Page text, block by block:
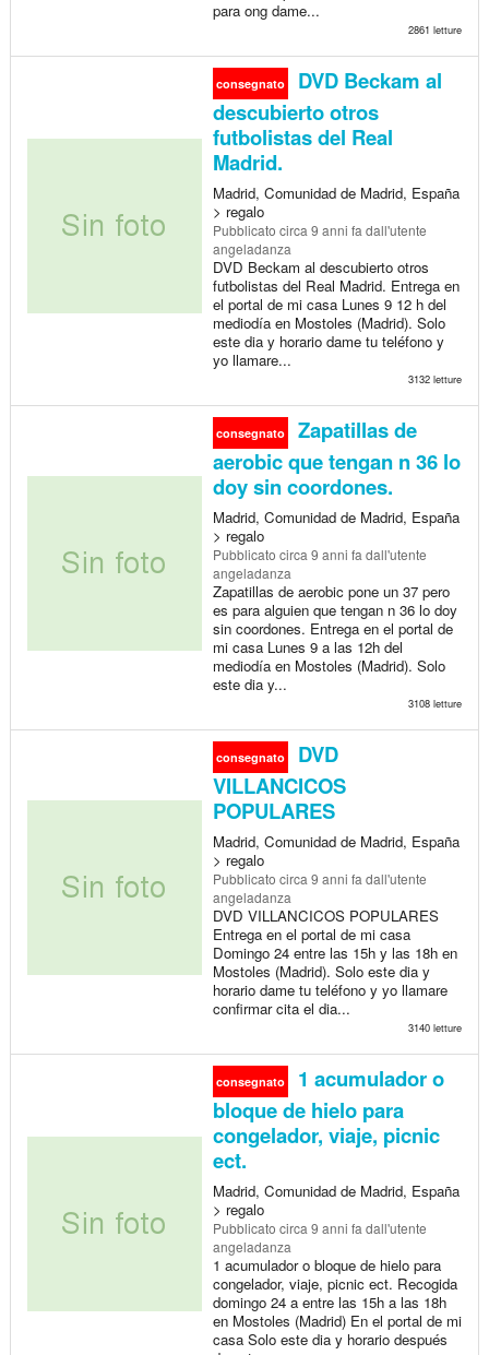
para ong dame...
2861 letture
consegnato
DVD Beckam al
descubierto otros
futbolistas del Real
Madrid.
Madrid, Comunidad de Madrid, España
> regalo
Pubblicato circa 9 anni fa dall'utente
angeladanza
DVD Beckam al descubierto otros
futbolistas del Real Madrid. Entrega en
el portal de mi casa Lunes 9 12 h del
mediodía en Mostoles (Madrid). Solo
este dia y horario dame tu teléfono y
yo llamare...
3132 letture
consegnato
Zapatillas de
aerobic que tengan n 36 lo
doy sin coordones.
Madrid, Comunidad de Madrid, España
> regalo
Pubblicato circa 9 anni fa dall'utente
angeladanza
Zapatillas de aerobic pone un 37 pero
es para alguien que tengan n 36 lo doy
sin coordones. Entrega en el portal de
mi casa Lunes 9 a las 12h del
mediodía en Mostoles (Madrid). Solo
este dia y...
3108 letture
consegnato
DVD
VILLANCICOS
POPULARES
Madrid, Comunidad de Madrid, España
> regalo
Pubblicato circa 9 anni fa dall'utente
angeladanza
DVD VILLANCICOS POPULARES
Entrega en el portal de mi casa
Domingo 24 entre las 15h y las 18h en
Mostoles (Madrid). Solo este dia y
horario dame tu teléfono y yo llamare
confirmar cita el dia...
3140 letture
consegnato
1 acumulador o
bloque de hielo para
congelador, viaje, picnic
ect.
Madrid, Comunidad de Madrid, España
> regalo
Pubblicato circa 9 anni fa dall'utente
angeladanza
1 acumulador o bloque de hielo para
congelador, viaje, picnic ect. Recogida
domingo 24 a entre las 15h a las 18h
en Mostoles (Madrid) En el portal de mi
casa Solo este dia y horario después